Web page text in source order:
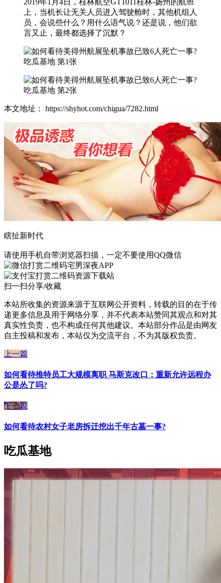
上，当机长让无关人员进入驾驶舱时，其他机组人
员，会说些什么？用什么语气说？还是说，他们欲
言又止，最终都选择了沉默？
本文地址： https://shyhot.com/chigua/7282.html
瞎扯新时代
请使用手机自带浏览器扫描，一定不要使用QQ微信
宅男深夜APP
资源下载站
扫一扫分享/收藏
本站所收集的资源来源于互联网公开资料，转载的目的在于传
递更多信息及用于网络分享，并不代表本站赞同其观点和对其
真实性负责，也不构成任何其他建议。本站部分作品是由网友
自主投稿和发布，本站仅为交流平台，不为其版权负责。
上一篇
如何看待推特员工大规模离职 马斯克改口：重新允许远程办
公是怂了吗?
下一篇
如何看待农村女子老房拆迁挖出千年古墓一事?
吃瓜基地